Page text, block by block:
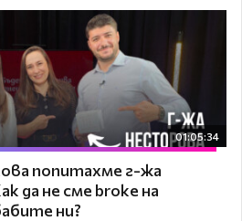
01:05:34
попитахме г-жа
да не сме broke на
ни?